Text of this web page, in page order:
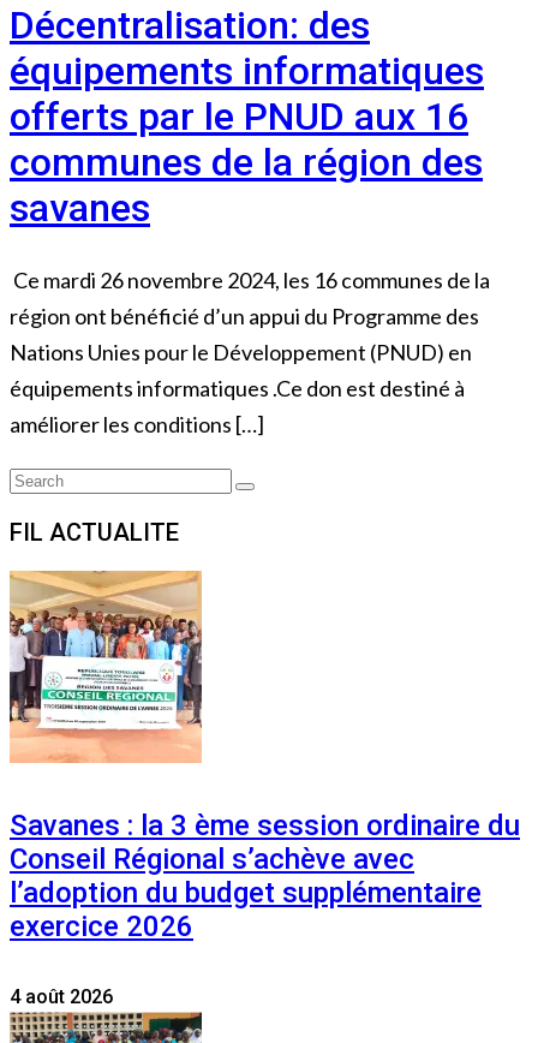
Décentralisation: des
équipements informatiques
offerts par le PNUD aux 16
communes de la région des
savanes
Ce mardi 26 novembre 2024, les 16 communes de la
région ont bénéficié d’un appui du Programme des
Nations Unies pour le Développement (PNUD) en
équipements informatiques .Ce don est destiné à
améliorer les conditions […]
Search
Search
FIL ACTUALITE
Savanes : la 3 ème session ordinaire du
Conseil Régional s’achève avec
l’adoption du budget supplémentaire
exercice 2026
4 août 2026